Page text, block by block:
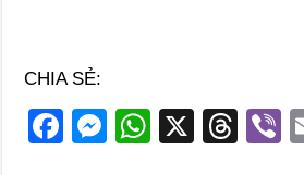
CHIA SẺ:
F
M
W
X
T